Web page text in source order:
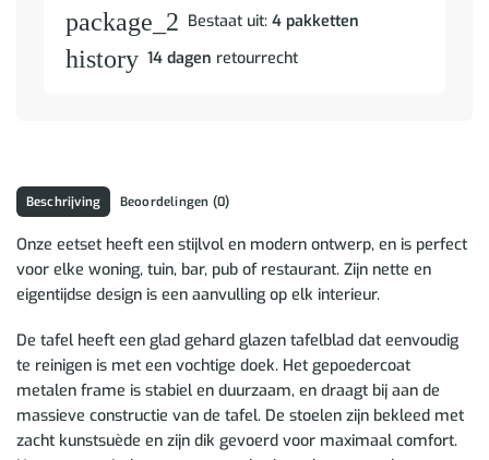
package_2 Bestaat uit: 4 pakketten
history 14 dagen retourrecht
Beschrijving Beoordelingen (0)
Onze eetset heeft een stijlvol en modern ontwerp, en is perfect
voor elke woning, tuin, bar, pub of restaurant. Zijn nette en
eigentijdse design is een aanvulling op elk interieur.
De tafel heeft een glad gehard glazen tafelblad dat eenvoudig
te reinigen is met een vochtige doek. Het gepoedercoat
metalen frame is stabiel en duurzaam, en draagt bij aan de
massieve constructie van de tafel. De stoelen zijn bekleed met
zacht kunstsuède en zijn dik gevoerd voor maximaal comfort.